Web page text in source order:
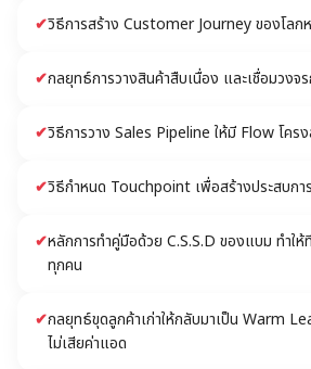
✔วิธีการสร้าง Customer Journey ของโลก
✔กลยุทธ์การวางสินค้าสืบเนื่อง และเชื่อมวงจ
✔วิธีการวาง Sales Pipeline ให้มี Flow โคร
✔วิธีกำหนด Touchpoint เพื่อสร้างประสบก
✔หลักการทำคู่มือด้วย C.S.S.D ของแบม ทำใ
ทุกคน
✔กลยุทธ์ขุดลูกค้าเก่าให้กลับมาเป็น Warm
ไม่เสียค่าแอด